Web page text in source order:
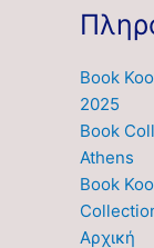
Book
2025
Book
Athens
Book
Αρχική